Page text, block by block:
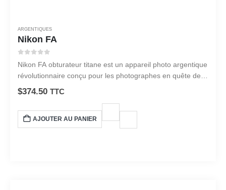
ARGENTIQUES
Nikon FA
Nikon FA obturateur titane est un appareil photo argentique
révolutionnaire conçu pour les photographes en quête de
précision et de polyvalence.
$374.50 TTC
AJOUTER AU PANIER